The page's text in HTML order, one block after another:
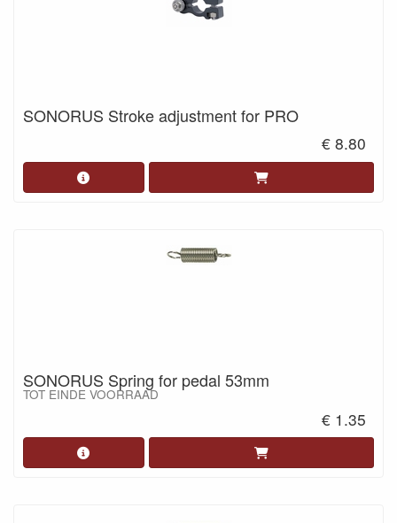
SONORUS Stroke adjustment for PRO
€ 8.80
SONORUS Spring for pedal 53mm
TOT EINDE VOORRAAD
€ 1.35